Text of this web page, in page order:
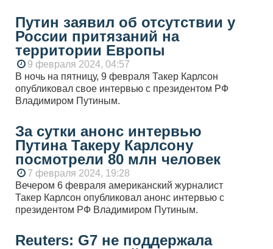
Путин заявил об отсутствии у
России притязаний на
территории Европы
9 февраля 2024, 04:57
В ночь на пятницу, 9 февраля Такер Карлсон
опубликовал свое интервью с президентом РФ
Владимиром Путиным.
За сутки анонс интервью
Путина Такеру Карлсону
посмотрели 80 млн человек
7 февраля 2024, 19:28
Вечером 6 февраля американский журналист
Такер Карлсон опубликовал анонс интервью с
президентом РФ Владимиром Путиным.
Reuters: G7 не поддержала